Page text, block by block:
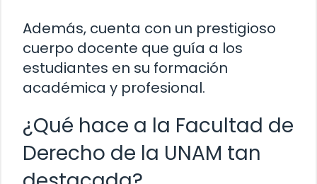
Además, cuenta con un prestigioso
cuerpo docente que guía a los
estudiantes en su formación
académica y profesional.
¿Qué hace a la Facultad de
Derecho de la UNAM tan